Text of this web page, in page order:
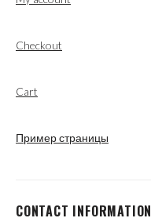
Checkout
Cart
Пример страницы
CONTACT INFORMATION